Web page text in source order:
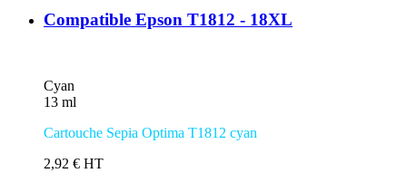
Compatible Epson T1812 - 18XL
Cyan
13 ml
Cartouche Sepia Optima T1812 cyan
2,92 € HT